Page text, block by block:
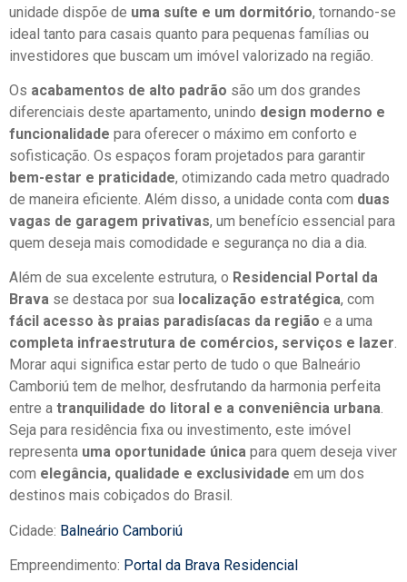
unidade dispõe de uma suíte e um dormitório, tornando-se
ideal tanto para casais quanto para pequenas famílias ou
investidores que buscam um imóvel valorizado na região.
Os acabamentos de alto padrão são um dos grandes
diferenciais deste apartamento, unindo design moderno e
funcionalidade para oferecer o máximo em conforto e
sofisticação. Os espaços foram projetados para garantir
bem-estar e praticidade, otimizando cada metro quadrado
de maneira eficiente. Além disso, a unidade conta com duas
vagas de garagem privativas, um benefício essencial para
quem deseja mais comodidade e segurança no dia a dia.
Além de sua excelente estrutura, o Residencial Portal da
Brava se destaca por sua localização estratégica, com
fácil acesso às praias paradisíacas da região e a uma
completa infraestrutura de comércios, serviços e lazer.
Morar aqui significa estar perto de tudo o que Balneário
Camboriú tem de melhor, desfrutando da harmonia perfeita
entre a tranquilidade do litoral e a conveniência urbana.
Seja para residência fixa ou investimento, este imóvel
representa uma oportunidade única para quem deseja viver
com elegância, qualidade e exclusividade em um dos
destinos mais cobiçados do Brasil.
Cidade: Balneário Camboriú
Empreendimento: Portal da Brava Residencial